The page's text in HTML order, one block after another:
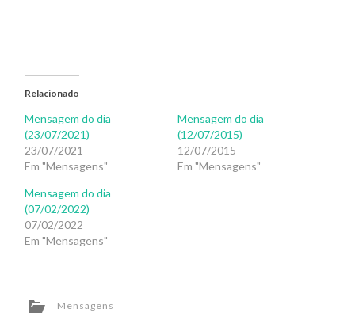
Relacionado
Mensagem do dia
(23/07/2021)
23/07/2021
Em "Mensagens"
Mensagem do dia
(12/07/2015)
12/07/2015
Em "Mensagens"
Mensagem do dia
(07/02/2022)
07/02/2022
Em "Mensagens"
Mensagens